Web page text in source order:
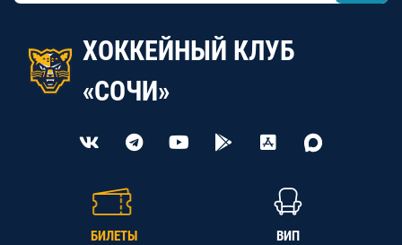
ХОККЕЙНЫЙ КЛУБ
«СОЧИ»
БИЛЕТЫ ВИП